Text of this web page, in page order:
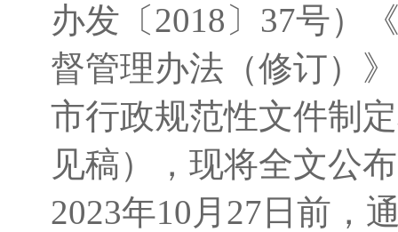
办发〔2018 〕 37号）
督管理办法（修订）
市行政规范性文件制
见稿），现将全文公
2023年10月27 日前，